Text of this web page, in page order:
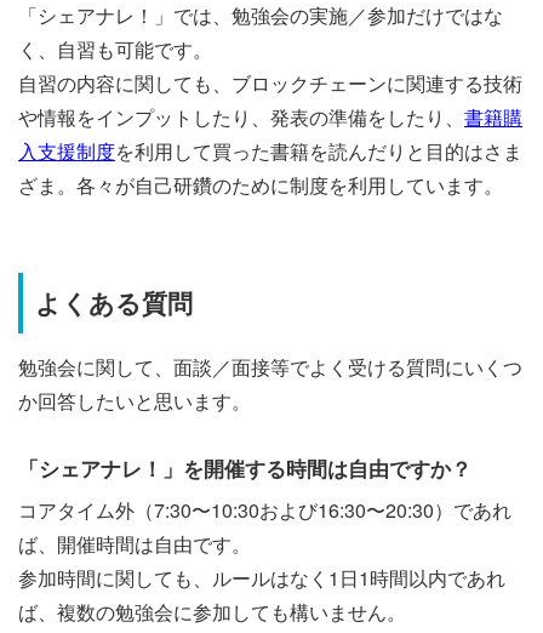
「シェアナレ！」では、勉強会の実施／参加だけではな
く、自習も可能です。
自習の内容に関しても、ブロックチェーンに関連する技術
や情報をインプットしたり、発表の準備をしたり、 書籍購
入支援制度を利用して買った書籍を読んだりと目的はさま
ざま。各々が自己研鑽のために制度を利用しています。
よくある質問
勉強会に関して、面談／面接等でよく受ける質問にいくつ
か回答したいと思います。
「シェアナレ！」を開催する時間は自由ですか？
コアタイム外（7:30〜10:30および16:30〜20:30）であれ
ば、開催時間は自由です。
参加時間に関しても、ルールはなく1日1時間以内であれ
ば、複数の勉強会に参加しても構いません。